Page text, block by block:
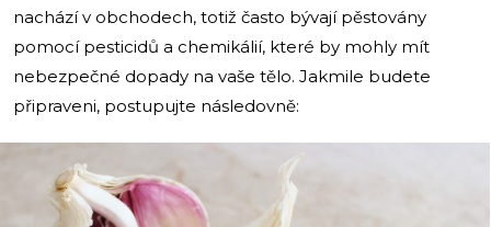
nachází v obchodech, totiž často bývají pěstovány
pomocí pesticidů a chemikálií, které by mohly mít
nebezpečné dopady na vaše tělo. Jakmile budete
připraveni, postupujte následovně: